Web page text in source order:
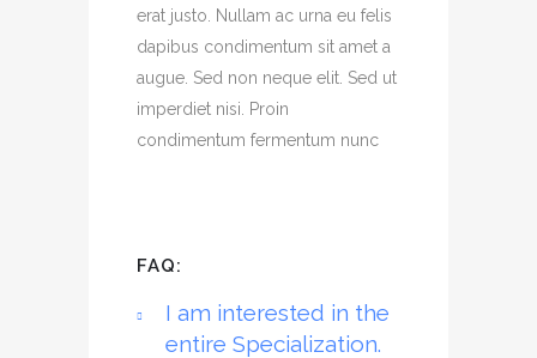
erat justo. Nullam ac urna eu felis
dapibus condimentum sit amet a
augue. Sed non neque elit. Sed ut
imperdiet nisi. Proin
condimentum fermentum nunc
FAQ:
I am interested in the
entire Specialization.